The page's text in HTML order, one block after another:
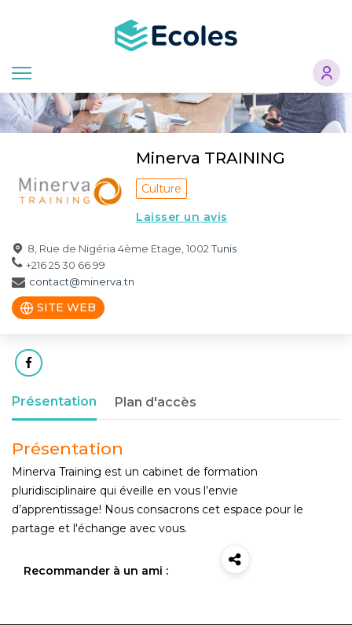
principal
Minerva TRAINING
Culture
Laisser un avis
8, Rue de Nigéria 4ème Etage, 1002Tunis
+216 25 30 66 99
contact@minerva.tn
SITE WEB
Présentation Plan d'accès
Présentation
Minerva Training est un cabinet de formation
pluridisciplinaire qui éveille en vous l’envie
d’apprentissage! Nous consacrons cet espace pour le
partage et l'échange avec vous.
Recommander à un ami :